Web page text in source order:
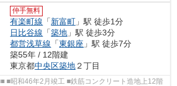
仲手無料
有楽町線 「新富町 」駅 徒歩1分
日比谷線 「築地 」駅 徒歩3分
都営浅草線 「東銀座 」駅 徒歩7分
築55年 / 12階建
東京都中央区築地２丁目
階